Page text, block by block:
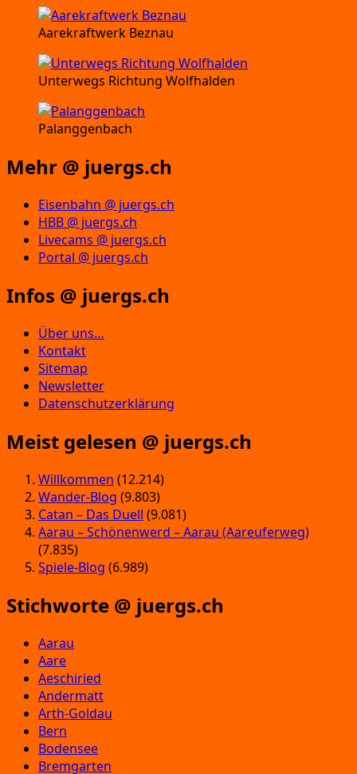
Aarekraftwerk Beznau
Unterwegs Richtung Wolfhalden
Palanggenbach
Mehr @ juergs.ch
Eisenbahn @ juergs.ch
HBB @ juergs.ch
Livecams @ juergs.ch
Portal @ juergs.ch
Infos @ juergs.ch
Über uns…
Kontakt
Sitemap
Newsletter
Datenschutzerklärung
Meist gelesen @ juergs.ch
Willkommen (12.214)
Wander-Blog (9.803)
Catan – Das Duell (9.081)
Aarau – Schönenwerd – Aarau (Aareuferweg)
(7.835)
Spiele-Blog (6.989)
Stichworte @ juergs.ch
Aarau
Aare
Aeschiried
Andermatt
Arth-Goldau
Bern
Bodensee
Bremgarten